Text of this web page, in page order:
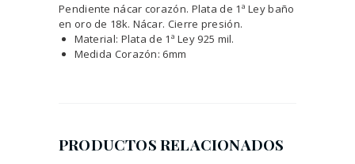
Pendiente nácar corazón. Plata de 1ª Ley baño
en oro de 18k. Nácar. Cierre presión.
Material: Plata de 1ª Ley 925 mil.
Medida Corazón: 6mm
PRODUCTOS RELACIONADOS